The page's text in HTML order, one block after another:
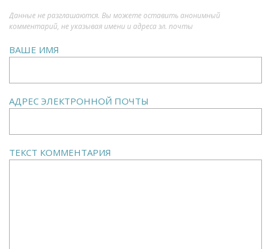
Данные не разглашаются. Вы можете оставить анонимный
комментарий, не указывая имени и адреса эл. почты
ВАШЕ ИМЯ
АДРЕС ЭЛЕКТРОННОЙ ПОЧТЫ
ТЕКСТ КОММЕНТАРИЯ